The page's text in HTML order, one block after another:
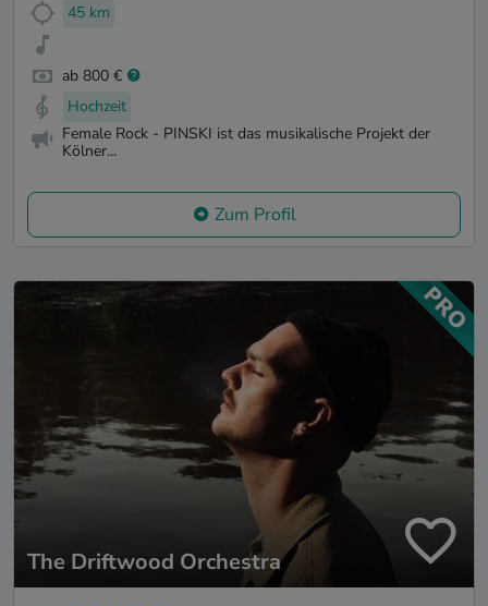
45 km
ab 800 €
Hochzeit
Female Rock - PINSKI ist das musikalische Projekt der
Kölner...
Zum Profil
The Driftwood Orchestra